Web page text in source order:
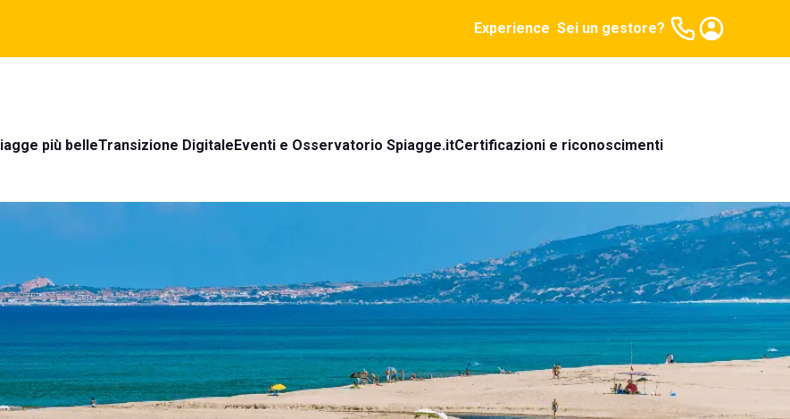
Experience Sei un gestore?
più belleTransizione DigitaleEventi e Osservatorio Spiagge.itCertificazioni e riconoscimenti